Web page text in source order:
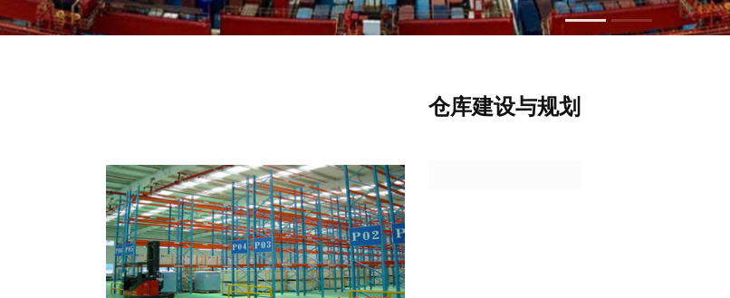
仓库建设与规划